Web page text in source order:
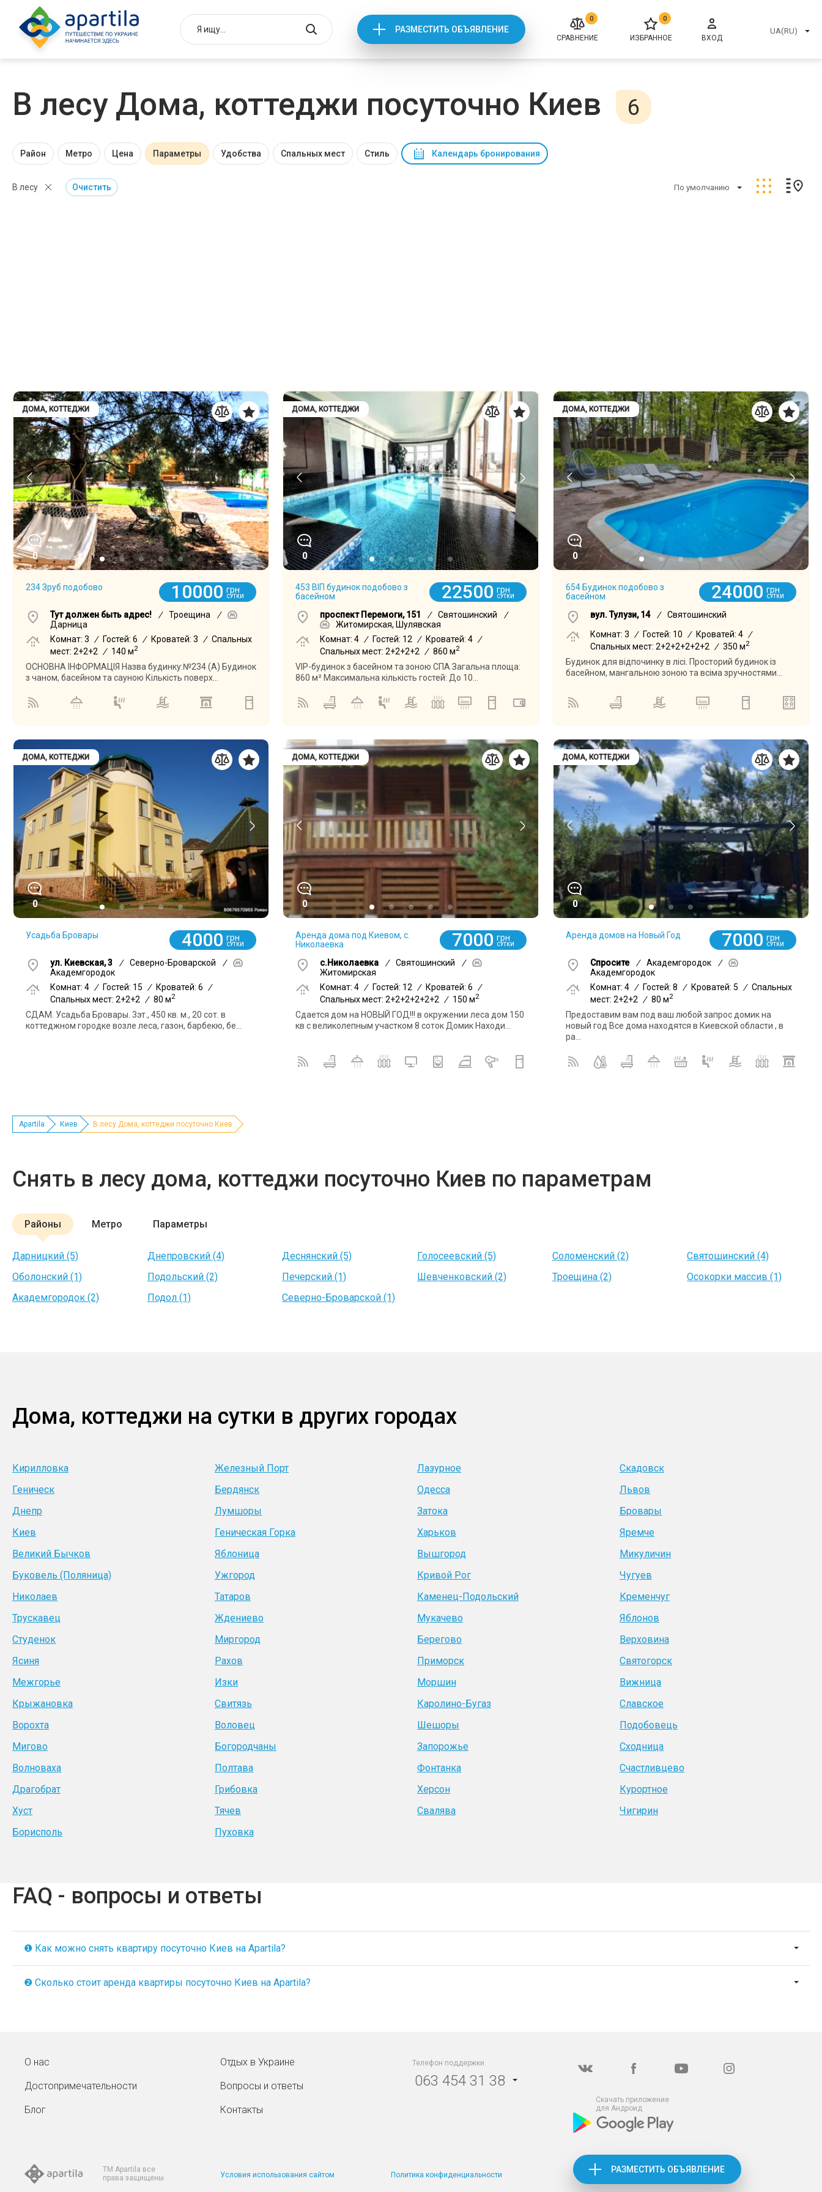
РАЗМЕСТИТЬ ОБЪЯВЛЕНИЕ
0
СРАВНЕНИЕ
0
ИЗБРАННОЕ ВХОД
UA(RU)
В лесу Дома, коттеджи посуточно Киев 6
Район Метро Цена Параметры Удобства Спальных мест Стиль Календарь бронирования
В лесу Очистить По умолчанию
ДОМА, КОТТЕДЖИ
0
234 Зруб подобово 10000 грн
СУТКИ
Тут должен быть адрес! / Троещина
/
Дарница
Комнат: 3
/ Гостей: 6 / Кроватей: 3 / Спальных
мест: 2+2+2
/ 140 м2
ОСНОВНА ІНФОРМАЦІЯ Назва будинку:№234 (А) Будинок
з чаном, басейном та сауною Кількість поверх...
ДОМА, КОТТЕДЖИ
0
453 ВІП будинок подобово з
басейном
22500 грн
СУТКИ
проспект Перемоги, 151 / Святошинский
/
Житомирская, Шулявская
Комнат: 4 / Гостей: 12 / Кроватей: 4 /
Спальных мест: 2+2+2+2
/ 860 м2
VIP-будинок з басейном та зоною СПА Загальна площа:
860 м² Максимальна кількість гостей: До 10...
ДОМА, КОТТЕДЖИ
0
654 Будинок подобово з
басейном
24000 грн
СУТКИ
вул. Тулузи, 14 /
Святошинский
Комнат: 3
/ Гостей: 10 / Кроватей: 4 /
Спальных мест: 2+2+2+2+2+2
/ 350 м2
Будинок для відпочинку в лісі. Просторий будинок із
басейном, мангальною зоною та всіма зручностями...
ДОМА, КОТТЕДЖИ
0
Усадьба Бровары 4000 грн
СУТКИ
ул. Киевская, 3 / Северно-Броварской
/
Академгородок
Комнат: 4 / Гостей: 15 / Кроватей: 6
/
Спальных мест: 2+2+2
/ 80 м2
СДАМ. Усадьба Бровары. 3эт., 450 кв. м., 20 сот. в
коттеджном городке возле леса, газон, барбекю, бе...
ДОМА, КОТТЕДЖИ
0
Аренда дома под Киевом, с.
Николаевка
7000 грн
СУТКИ
с.Николаевка / Святошинский
/
Житомирская
Комнат: 4 / Гостей: 12 / Кроватей: 6
/
Спальных мест: 2+2+2+2+2+2
/ 150 м2
Cдается дом на НОВЫЙ ГОД!!! в окружении леса дом 150
кв с великолепным участком 8 соток Домик Находи...
ДОМА, КОТТЕДЖИ
0
Аренда домов на Новый Год 7000 грн
СУТКИ
Спросите / Академгородок
/
Академгородок
Комнат: 4 / Гостей: 8 / Кроватей: 5 / Спальных
мест: 2+2+2
/ 80 м2
Предоставим вам под ваш любой запрос домик на
новый год Все дома находятся в Киевской области , в
ра...
Apartila Киев В лесу Дома, коттеджи посуточно Киев
Снять в лесу дома, коттеджи посуточно Киев по параметрам
Районы Метро Параметры
Дарницкий (5) Днепровский (4) Деснянский (5) Голосеевский (5) Соломенский (2)
Святошинский (4)
Оболонский (1)
Подольский (2) Печерский (1) Шевченковский (2) Троещина (2)
Осокорки массив (1)
Академгородок (2)
Подол (1) Северно-Броварской (1)
Дома, коттеджи на сутки в других городах
Кирилловка Железный Порт Лазурное
Скадовск
Геническ
Бердянск Одесса
Львов
Днепр
Лумшоры Затока
Бровары
Киев
Геническая Горка Харьков
Яремче
Великий Бычков
Яблоница Вышгород
Микуличин
Буковель (Поляница)
Ужгород Кривой Рог
Чугуев
Николаев
Татаров Каменец-Подольский
Кременчуг
Трускавец
Ждениево Мукачево
Яблонов
Студенок
Миргород Берегово
Верховина
Ясиня
Рахов Приморск
Святогорск
Межгорье
Изки Моршин
Вижница
Крыжановка
Свитязь Каролино-Бугаз
Славское
Ворохта
Воловец Шешоры
Подобовець
Мигово
Богородчаны Запорожье
Сходница
Волноваха
Полтава Фонтанка
Счастливцево
Драгобрат
Грибовка Херсон
Курортное
Хуст
Тячев Свалява
Чигирин
Борисполь
Пуховка
FAQ - вопросы и ответы
❶ Как можно снять квартиру посуточно Киев на Apartila?
❷ Сколько стоит аренда квартиры посуточно Киев на Apartila?
О нас
Достопримечательности
Блог
TM Apartila все
права защищены
Отдых в Украине
Вопросы и ответы
Контакты
Условия использования сайтом
Телефон поддержки
063 454 31 38
Политика конфиденциальности
Скачать приложение
для Андроид
РАЗМЕСТИТЬ ОБЪЯВЛЕНИЕ